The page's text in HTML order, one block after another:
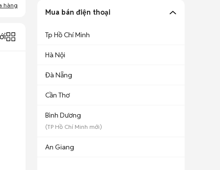
hàng
Mua bán điện thoại
Tp Hồ Chí Minh
Hà Nội
Đà Nẵng
Cần Thơ
Bình Dương
(TP Hồ Chí Minh mới)
An Giang